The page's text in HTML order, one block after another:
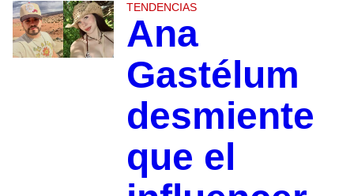
TENDENCIAS
Ana
Gastélum
desmiente
que el